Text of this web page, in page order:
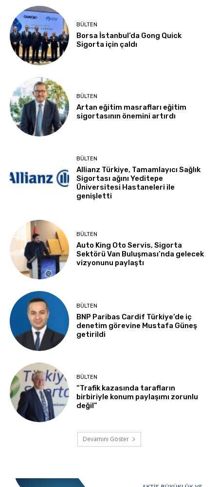
BÜLTEN
Borsa İstanbul’da Gong Quick
Sigorta için çaldı
BÜLTEN
Artan eğitim masrafları eğitim
sigortasının önemini artırdı
BÜLTEN
Allianz Türkiye, Tamamlayıcı Sağlık
Sigortası ağını Yeditepe
Üniversitesi Hastaneleri ile
genişletti
BÜLTEN
Auto King Oto Servis, Sigorta
Sektörü Van Buluşması’nda gelecek
vizyonunu paylaştı
BÜLTEN
BNP Paribas Cardif Türkiye’de iç
denetim görevine Mustafa Güneş
getirildi
BÜLTEN
“Trafik kazasında tarafların
birbiriyle konum paylaşımı zorunlu
değil”
Devamını Göster